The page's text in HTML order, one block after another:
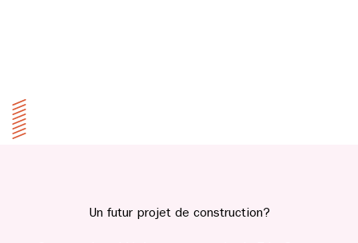
Un futur projet de construction?